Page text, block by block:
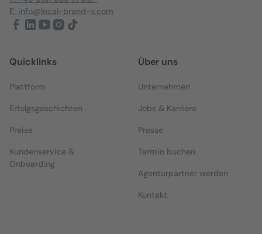
E: info@local-brand-x.com
Quicklinks
Plattform
Erfolgsgeschichten
Preise
Kundenservice &
Onboarding
Über uns
Unternehmen
Jobs & Karriere
Presse
Termin buchen
Agenturpartner werden
Kontakt